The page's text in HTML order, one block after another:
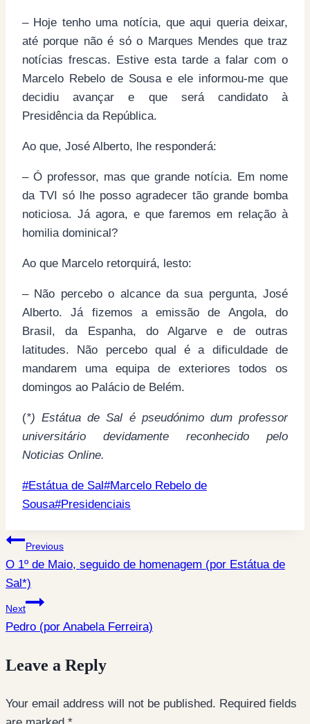
– Hoje tenho uma notícia, que aqui queria deixar,
até porque não é só o Marques Mendes que traz
notícias frescas. Estive esta tarde a falar com o
Marcelo Rebelo de Sousa e ele informou-me que
decidiu avançar e que será candidato à
Presidência da República.
Ao que, José Alberto, lhe responderá:
– Ó professor, mas que grande notícia. Em nome
da TVI só lhe posso agradecer tão grande bomba
noticiosa. Já agora, e que faremos em relação à
homilia dominical?
Ao que Marcelo retorquirá, lesto:
– Não percebo o alcance da sua pergunta, José
Alberto. Já fizemos a emissão de Angola, do
Brasil, da Espanha, do Algarve e de outras
latitudes. Não percebo qual é a dificuldade de
mandarem uma equipa de exteriores todos os
domingos ao Palácio de Belém.
(*) Estátua de Sal é pseudónimo dum professor
universitário devidamente reconhecido pelo
Noticias Online.
Post
Tags:
#Estátua de Sal#Marcelo Rebelo de
Sousa#Presidenciais
Post
navigation
Previous
O 1º de Maio, seguido de homenagem (por Estátua de
Sal*)
Next
Pedro (por Anabela Ferreira)
Leave a Reply
Your email address will not be published. Required fields